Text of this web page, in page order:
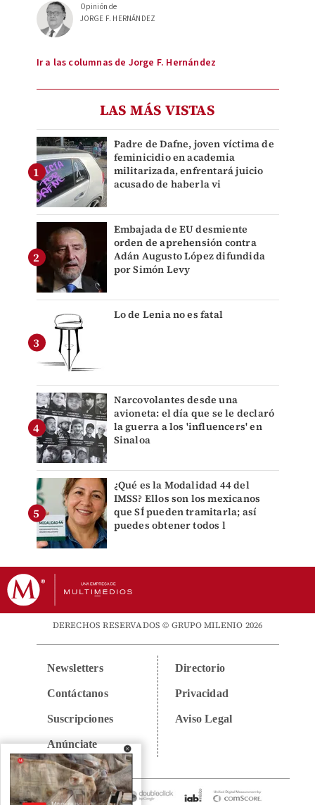
Opinión de
JORGE F. HERNÁNDEZ
Ir a las columnas de Jorge F. Hernández
LAS MÁS VISTAS
Padre de Dafne, joven víctima de
feminicidio en academia
militarizada, enfrentará juicio
acusado de haberla vi
Embajada de EU desmiente
orden de aprehensión contra
Adán Augusto López difundida
por Simón Levy
Lo de Lenia no es fatal
Narcovolantes desde una
avioneta: el día que se le declaró
la guerra a los 'influencers' en
Sinaloa
¿Qué es la Modalidad 44 del
IMSS? Ellos son los mexicanos
que SÍ pueden tramitarla; así
puedes obtener todos l
DERECHOS RESERVADOS © GRUPO MILENIO 2026
Newsletters
Contáctanos
Suscripciones
Anúnciate
Directorio
Privacidad
Aviso Legal